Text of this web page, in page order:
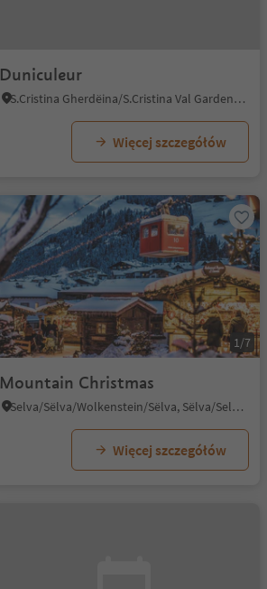
Duniculeur
S.Cristina Gherdëina/S.Cristina Val Gardena/S.Cristina Gherdëina/St.Christina in Gröden, S.Crestina Gherdëina/Santa Cristina Val Gardana, Dolomites Region Val Gardena
Więcej szczegółów
1/7
Mountain Christmas
Selva/Sëlva/Wolkenstein/Sëlva, Sëlva/Selva di Val Gardena, Dolomites Region Val Gardena
Więcej szczegółów